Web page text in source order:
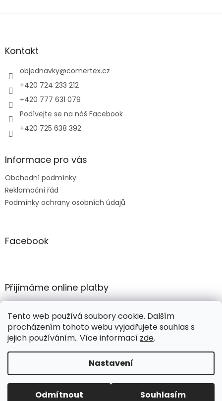
Tento web používá soubory cookie. Dalším
procházením tohoto webu vyjadřujete souhlas s
jejich používáním.. Více informací zde.
Nastavení
Odmítnout Souhlasím
Z
aKontakt
objednavky@comertex.cz
+420 724 233 212
+420 777 631 079
Podívejte se na náš Facebook
+420 725 638 392
Informace pro vás
Obchodní podmínky
Reklamační řád
Podmínky ochrany osobních údajů
Facebook
Přijímáme online platby
Vytvořil Shoptet
Copyright 2026COMERTEX e-shop. Všechna práva
vyhrazena.
Upravit nastavení cookies